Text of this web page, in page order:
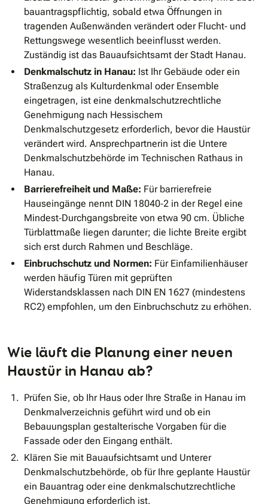
bauantragspflichtig, sobald etwa Öffnungen in
tragenden Außenwänden verändert oder Flucht‐ und
Rettungswege wesentlich beeinflusst werden.
Zuständig ist das Bauaufsichtsamt der Stadt Hanau.
Denkmalschutz in Hanau: Ist Ihr Gebäude oder ein
Straßenzug als Kulturdenkmal oder Ensemble
eingetragen, ist eine denkmalschutzrechtliche
Genehmigung nach Hessischem
Denkmalschutzgesetz erforderlich, bevor die Haustür
verändert wird. Ansprechpartnerin ist die Untere
Denkmalschutzbehörde im Technischen Rathaus in
Hanau.
Barrierefreiheit und Maße: Für barrierefreie
Hauseingänge nennt DIN 18040‐2 in der Regel eine
Mindest‐Durchgangsbreite von etwa 90 cm. Übliche
Türblattmaße liegen darunter; die lichte Breite ergibt
sich erst durch Rahmen und Beschläge.
Einbruchschutz und Normen: Für Einfamilienhäuser
werden häufig Türen mit geprüften
Widerstandsklassen nach DIN EN 1627 (mindestens
RC2) empfohlen, um den Einbruchschutz zu erhöhen.
Wie läuft die Planung einer neuen
Haustür in Hanau ab?
Prüfen Sie, ob Ihr Haus oder Ihre Straße in Hanau im
Denkmalverzeichnis geführt wird und ob ein
Bebauungsplan gestalterische Vorgaben für die
Fassade oder den Eingang enthält.
Klären Sie mit Bauaufsichtsamt und Unterer
Denkmalschutzbehörde, ob für Ihre geplante Haustür
ein Bauantrag oder eine denkmalschutzrechtliche
Genehmigung erforderlich ist.